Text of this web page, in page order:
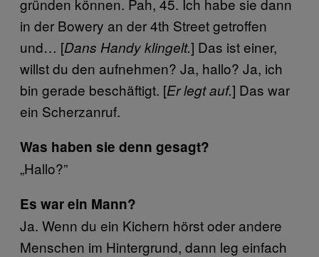
in der Bowery an der 4th Street getroffen
und… [Dans Handy klingelt.] Das ist einer,
willst du den aufnehmen? Ja, hallo? Ja, ich
bin gerade beschäftigt. [Er legt auf.] Das war
ein Scherzanruf.
Was haben sie denn gesagt?
„Hallo?”
Es war ein Mann?
Ja. Wenn du ein Kichern hörst oder andere
Menschen im Hintergrund, dann leg einfach